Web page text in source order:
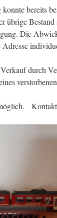
bereits
übrige
Die
durch